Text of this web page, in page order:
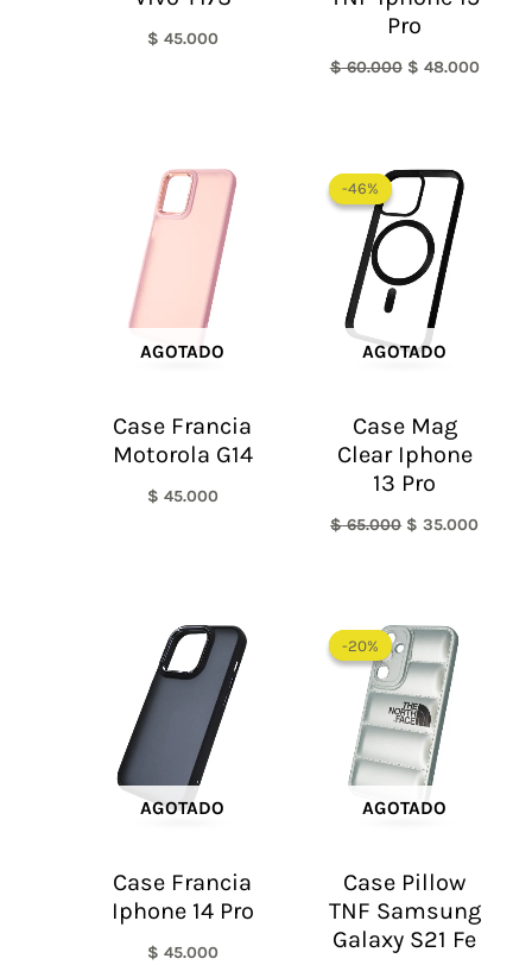
$ 45.000
Pro
$60.000 $ 48.000
AGOTADO
Case Francia
Motorola G14
$ 45.000
-46%
AGOTADO
-46%
Case Mag
Clear Iphone
13 Pro
$65.000
precio
original
era:
$ 65.000.
$ 35.000
AGOTADO
Case Francia
Iphone 14 Pro
$ 45.000
-20%
AGOTADO
-20%
Case Pillow
TNF Samsung
Galaxy S21 Fe
precio
original
era:
$ 60.000.